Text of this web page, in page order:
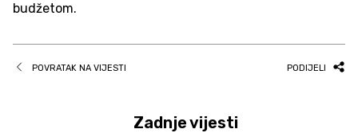
budžetom.
POVRATAK NA VIJESTI PODIJELI
Zadnje vijesti